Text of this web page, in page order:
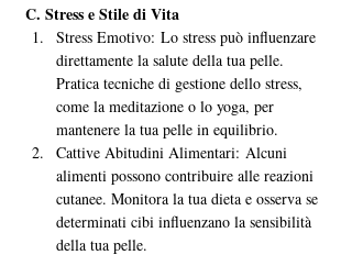
C. Stress e Stile di Vita
Stress Emotivo: Lo stress può influenzare
direttamente la salute della tua pelle.
Pratica tecniche di gestione dello stress,
come la meditazione o lo yoga, per
mantenere la tua pelle in equilibrio.
Cattive Abitudini Alimentari: Alcuni
alimenti possono contribuire alle reazioni
cutanee. Monitora la tua dieta e osserva se
determinati cibi influenzano la sensibilità
della tua pelle.